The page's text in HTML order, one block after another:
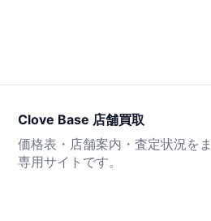
Clove Base 店舗買取
価格表・店舗案内・査定状況を
専用サイトです。